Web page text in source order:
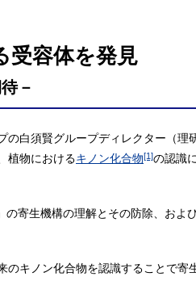
受容体を発見
－
白須賢グループディレクター（理
植物におけるキノン化合物[1]の認識
」の寄生機構の理解とその防除、およ
キノン化合物を認識することで